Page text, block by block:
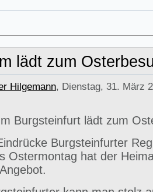
lädt zum
Hilgemann, Dienstag, 31. März
Burgsteinfurt lädt zum
Burgsteinfurter
Ostermontag hat der